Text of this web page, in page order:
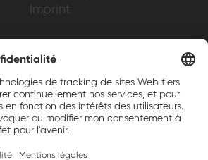
Imprint
Brands, Inc.
Companion brands: